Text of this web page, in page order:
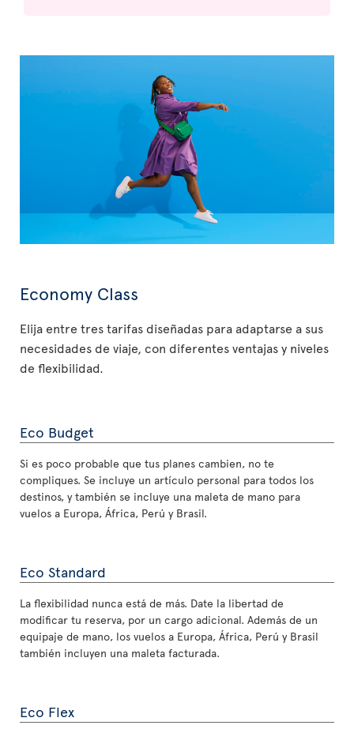
Economy Class
Elija entre tres tarifas diseñadas para adaptarse a sus
necesidades de viaje, con diferentes ventajas y niveles
de flexibilidad.
Eco Budget
Si es poco probable que tus planes cambien, no te
compliques. Se incluye un artículo personal para todos los
destinos, y también se incluye una maleta de mano para
vuelos a Europa, África, Perú y Brasil.
Eco Standard
La flexibilidad nunca está de más. Date la libertad de
modificar tu reserva, por un cargo adicional. Además de un
equipaje de mano, los vuelos a Europa, África, Perú y Brasil
también incluyen una maleta facturada.
Eco Flex